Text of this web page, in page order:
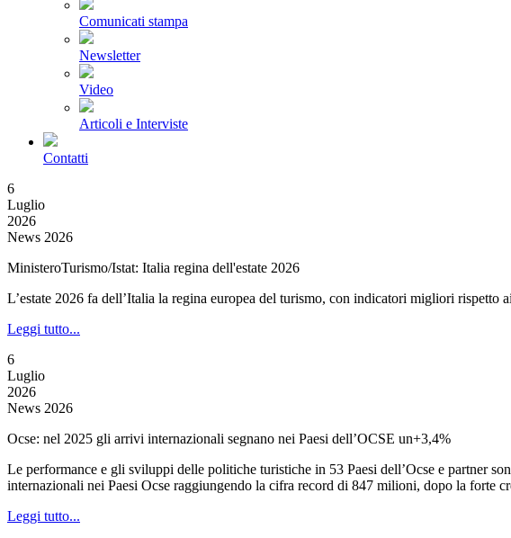
Comunicati stampa
Newsletter
Video
Articoli e Interviste
Contatti
6
Luglio
2026
News 2026
MinisteroTurismo/Istat: Italia regina dell'estate 2026
L’estate 2026 fa dell’Italia la regina europea del turismo, con indicatori migliori rispetto
Leggi tutto...
6
Luglio
2026
News 2026
Ocse: nel 2025 gli arrivi internazionali segnano nei Paesi dell’OCSE un+3,4%
Le performance e gli sviluppi delle politiche turistiche in 53 Paesi dell’Ocse e partner
internazionali nei Paesi Ocse raggiungendo la cifra record di 847 milioni, dopo la forte
Leggi tutto...